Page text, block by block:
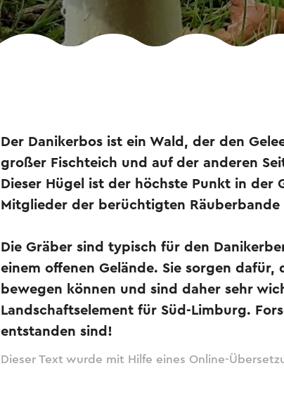
Der Danikerbos ist ein Wald, der den
großer Fischteich und auf der anderen
Dieser Hügel ist der höchste Punkt in
Mitglieder der berüchtigten
Die Gräber sind typisch für den
einem offenen Gelände. Sie sorgen dafür,
bewegen können und sind daher sehr
Landschaftselement für Süd-Limburg.
entstanden sind!
Dieser Text wurde mit Hilfe eines Online-